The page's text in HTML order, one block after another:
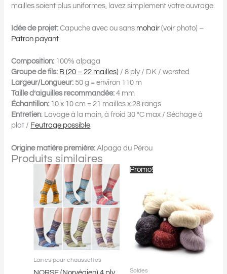
mailles soient plus uniformes, lavez simplement votre ouvrage.
Idée de projet:Capuche avec ou sans mohair (voir photo) –
Patron payant
Composition: 100% alpaga
Groupe de fils: B (20 – 22 mailles) / 8 ply / DK / worsted
Largeur/Longueur: 50 g = environ 110 m
Taille d’aiguilles recommandée: 4 mm
Échantillon: 10 x 10 cm = 21 mailles x 28 rangs
Entretien: Lavage à la main, à froid 30 °C max / Séchage à
plat / Feutrage possible
Origine matière première: Alpaga du Pérou
Produits similaires
Laines pour chaussettes
Ce
produit
a
plusieurs
variations.
Les
options
peuvent
Promo!
Soldes
Le
était :
29.99$.
est :
19.99$.
plusieurs
variations.
Les
options
peuvent
être